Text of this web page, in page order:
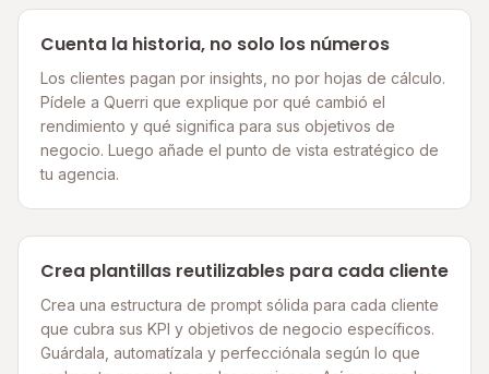
Cuenta la historia, no solo los números
Los clientes pagan por insights, no por hojas de cálculo.
Pídele a Querri que explique por qué cambió el
rendimiento y qué significa para sus objetivos de
negocio. Luego añade el punto de vista estratégico de
tu agencia.
Crea plantillas reutilizables para cada cliente
Crea una estructura de prompt sólida para cada cliente
que cubra sus KPI y objetivos de negocio específicos.
Guárdala, automatízala y perfecciónala según lo que